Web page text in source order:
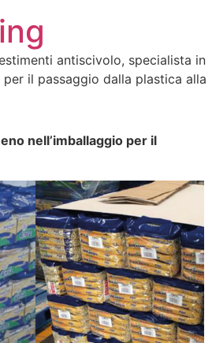
antiscivolo, specialista in
il passaggio dalla plastica alla
nell’imballaggio per il